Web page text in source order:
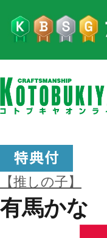
【推しの子】
有馬かな